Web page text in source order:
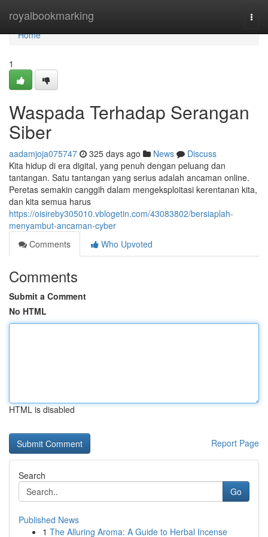
royalbookmarking
Home
Home
1
Waspada Terhadap Serangan
Siber
aadamjoja075747 325 days ago News
Discuss
Kita hidup di era digital, yang penuh dengan peluang dan
tantangan. Satu tantangan yang serius adalah ancaman online.
Peretas semakin canggih dalam mengeksploitasi kerentanan kita,
dan kita semua harus
https://oisireby305010.vblogetin.com/43083802/bersiaplah-
menyambut-ancaman-cyber
Comments
Who Upvoted
Comments
Submit a Comment
No HTML
HTML is disabled
Report Page
Search
Go
Published News
1 The Alluring Aroma: A Guide to Herbal Incense